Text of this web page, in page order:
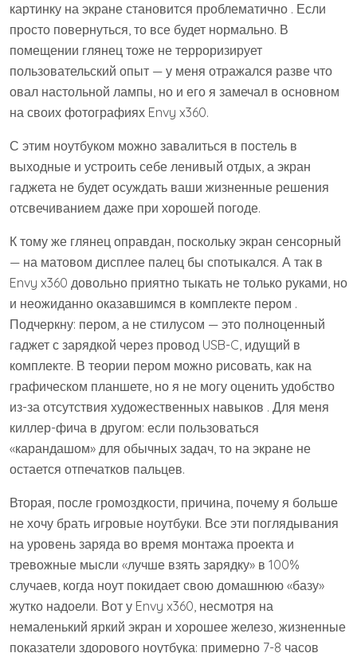
картинку на экране становится проблематично . Если
просто повернуться, то все будет нормально. В
помещении глянец тоже не терроризирует
пользовательский опыт — у меня отражался разве что
овал настольной лампы, но и его я замечал в основном
на своих фотографиях Envy x360.
С этим ноутбуком можно завалиться в постель в
выходные и устроить себе ленивый отдых, а экран
гаджета не будет осуждать ваши жизненные решения
отсвечиванием даже при хорошей погоде.
К тому же глянец оправдан, поскольку экран сенсорный
— на матовом дисплее палец бы спотыкался. А так в
Envy x360 довольно приятно тыкать не только руками, но
и неожиданно оказавшимся в комплекте пером .
Подчеркну: пером, а не стилусом — это полноценный
гаджет с зарядкой через провод USB-C, идущий в
комплекте. В теории пером можно рисовать, как на
графическом планшете, но я не могу оценить удобство
из-за отсутствия художественных навыков . Для меня
киллер-фича в другом: если пользоваться
«карандашом» для обычных задач, то на экране не
остается отпечатков пальцев.
Вторая, после громоздкости, причина, почему я больше
не хочу брать игровые ноутбуки. Все эти поглядывания
на уровень заряда во время монтажа проекта и
тревожные мысли «лучше взять зарядку» в 100%
случаев, когда ноут покидает свою домашнюю «базу»
жутко надоели. Вот у Envy x360, несмотря на
немаленький яркий экран и хорошее железо, жизненные
показатели здорового ноутбука: примерно 7-8 часов